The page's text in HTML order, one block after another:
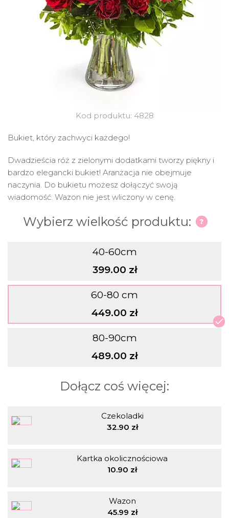
Kod produktu: 4828
Bukiet, który zachwyci każdego!
Dwadzieścia róż z zielonymi dodatkami tworzy piękny i
bardzo elegancki bukiet! Aranżacja nie obejmuje
naczynia. Do bukietu możesz dołączyć swoją
wiadomość. Wazon nie jest wliczony w cenę.
Wybierz wielkość produktu:
40-60cm
399.00 zł
60-80 cm
449.00 zł
80-90cm
489.00 zł
Dołącz coś więcej:
Czekoladki
32.90 zł
Kartka okolicznościowa
10.90 zł
Wazon
45.99 zł